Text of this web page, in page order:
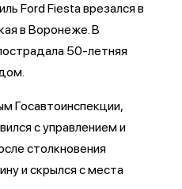
Ford Fiesta врезался в
в Воронеже. В
50-летняя
Госавтоинспекции,
с управлением и
столкновения
и скрылся с места